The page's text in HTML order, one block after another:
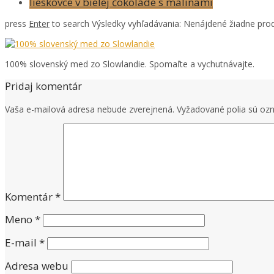
press Enterto search Výsledky vyhľadávania: Nenájdené žiadne
100% slovenský med zo Slowlandie. Spomaľte a vychutnávajte.
Pridaj komentár
Vaša e-mailová adresa nebude zverejnená. Vyžadované polia sú
Komentár*
Meno *
E-mail *
Adresa webu